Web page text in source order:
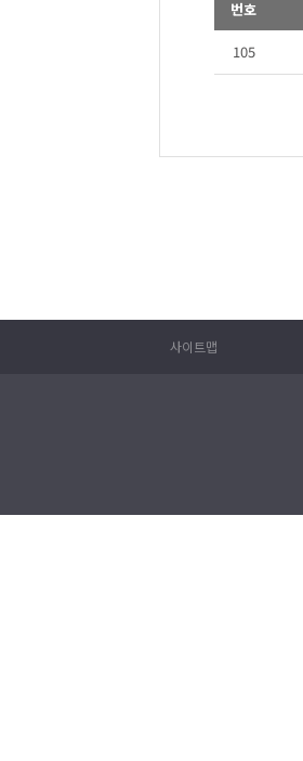
번호
105
사이트맵